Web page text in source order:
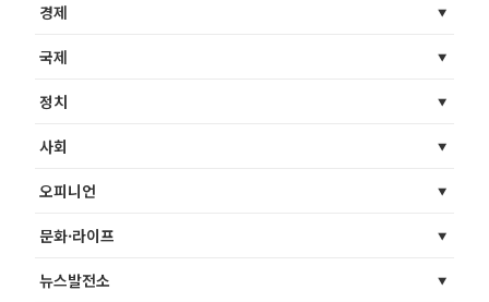
경제
국제
정치
사회
오피니언
문화·라이프
뉴스발전소